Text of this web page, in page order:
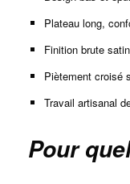
Plateau long,
Finition brute
Piètement croisé
Travail artisanal
Pour